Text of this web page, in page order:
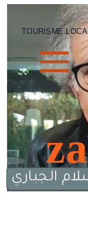
الجباري
TOURISME